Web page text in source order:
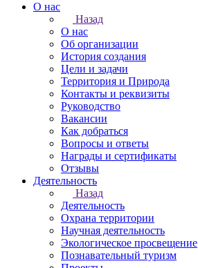
О нас
Назад
О нас
Об организации
История создания
Цели и задачи
Территория и Природа
Контакты и реквизиты
Руководство
Вакансии
Как добраться
Вопросы и ответы
Награды и сертификаты
Отзывы
Деятельность
Назад
Деятельность
Охрана территории
Научная деятельность
Экологическое просвещение
Познавательный туризм